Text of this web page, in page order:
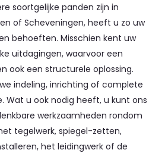
soortgelijke panden zijn in
of Scheveningen, heeft u zo uw
behoeften. Misschien kent uw
uitdagingen, waarvoor een
ook een structurele oplossing.
indeling, inrichting of complete
Wat u ook nodig heeft, u kunt ons
werkzaamheden rondom
tegelwerk, spiegel-zetten,
het leidingwerk of de